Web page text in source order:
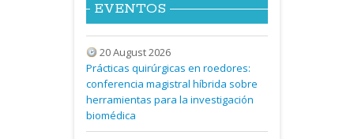
EVENTOS
20 August 2026
Prácticas quirúrgicas en roedores:
conferencia magistral híbrida sobre
herramientas para la investigación
biomédica